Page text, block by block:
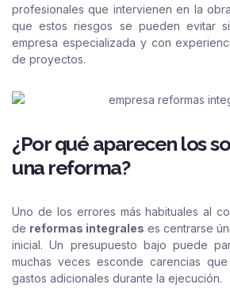
profesionales que intervienen en la
que estos riesgos se pueden evitar
empresa especializada y con
de proyectos.
¿Por qué aparecen los
una reforma?
Uno de los errores más habituales al
de reformas integrales es centrarse
inicial. Un presupuesto bajo puede
muchas veces esconde carencias
gastos adicionales durante la ejecución.